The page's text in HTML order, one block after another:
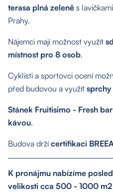
terasa plná zeleně s
Prahy.
Nájemci mají možnost využít
místnost pro 8 osob.
Cyklisti a sportovci ocení
před budovou a využít sprchy
Stánek Fruitisimo - Fresh bar
kávou.
Budova držícertifikaci
K pronájmu nabízíme
velikosti cca 500 - 1000